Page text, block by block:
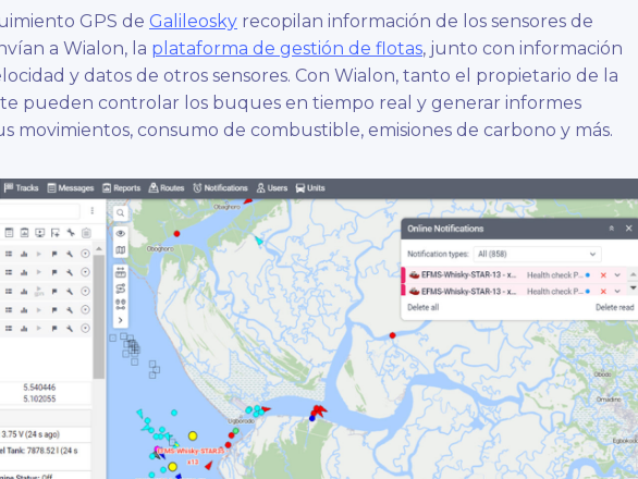
GPS de Galileosky recopilan información de los sensores de
a Wialon, la plataforma de gestión de flotas, junto con información
y datos de otros sensores. Con Wialon, tanto el propietario de la
pueden controlar los buques en tiempo real y generar informes
movimientos, consumo de combustible, emisiones de carbono y más.